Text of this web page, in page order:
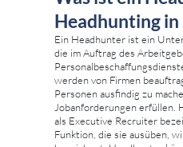
Headhunting in
Ein Headhunter ist ein
die im Auftrag des
werden von Firmen
Personen ausfindig zu
Jobanforderungen erfüllen.
als Executive Recruiter
Funktion, die sie ausüben,